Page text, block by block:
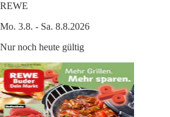
REWE
Mo. 3.8. - Sa. 8.8.2026
Nur noch heute gültig